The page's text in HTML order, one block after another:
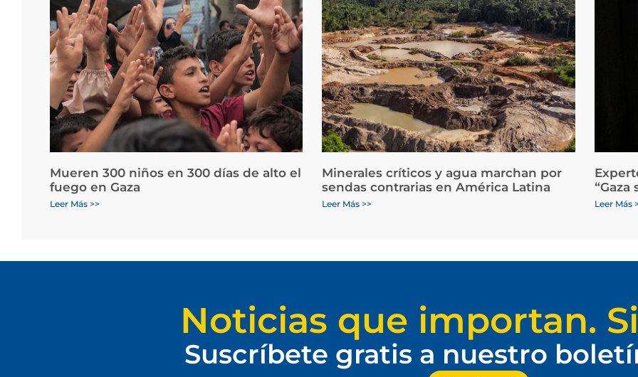
Mueren 300 niños en 300 días de alto el
fuego en Gaza
Leer Más >>
Minerales críticos y agua marchan por
sendas contrarias en América Latina
Leer Más >>
“Gaza
Leer Más
Noticias que importan.
Suscríbete gratis a nuestro